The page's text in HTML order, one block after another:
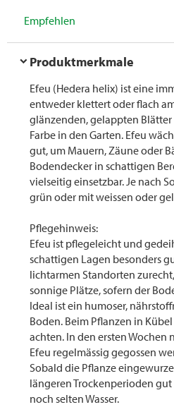
Empfehlen
Produktmerkmale
Efeu (Hedera helix) ist eine
entweder klettert oder flach
glänzenden, gelappten
Farbe in den Garten. Efeu
gut, um Mauern, Zäune oder
Bodendecker in schattigen
vielseitig einsetzbar. Je nach
grün oder mit weissen oder
Pflegehinweis:
Efeu ist pflegeleicht und
schattigen Lagen besonders
lichtarmen Standorten
sonnige Plätze, sofern der
Ideal ist ein humoser,
Boden. Beim Pflanzen in
achten. In den ersten Wochen
Efeu regelmässig gegossen
Sobald die Pflanze
längeren Trockenperioden
noch selten Wasser.